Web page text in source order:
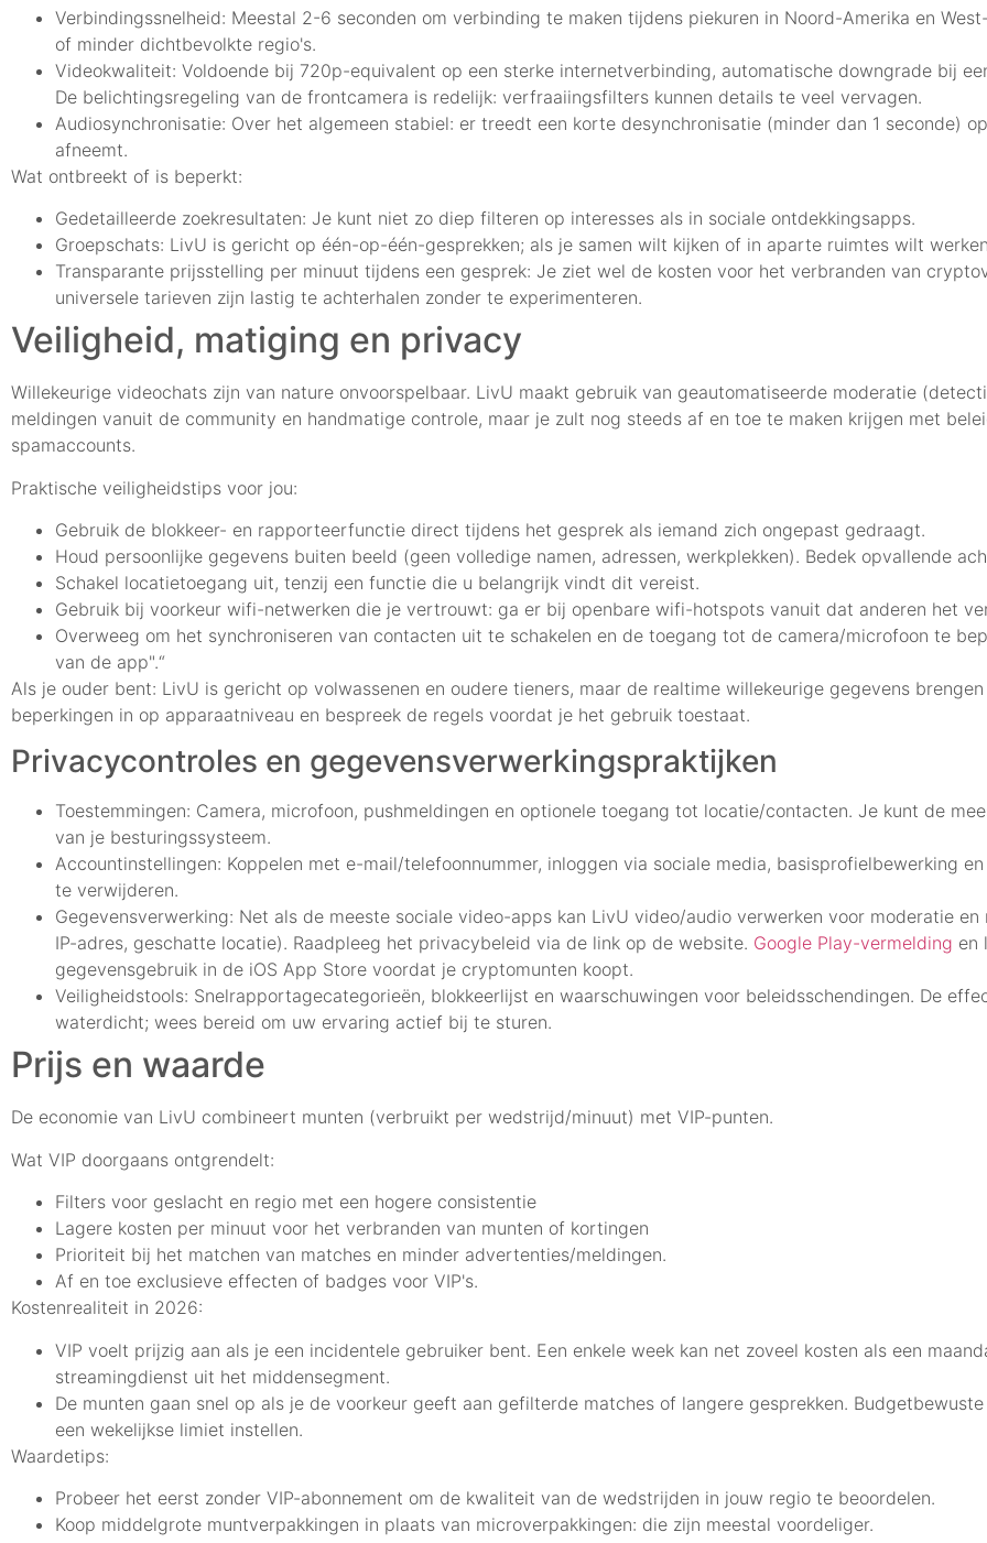
Verbindingssnelheid: Meestal 2-6 seconden om verbinding te maken tijdens piekuren in Noord-Amerika en
of minder dichtbevolkte regio's.
Videokwaliteit: Voldoende bij 720p-equivalent op een sterke internetverbinding, automatische downgrade bij
De belichtingsregeling van de frontcamera is redelijk: verfraaiingsfilters kunnen details te veel vervagen.
Audiosynchronisatie: Over het algemeen stabiel: er treedt een korte desynchronisatie (minder dan 1 seconde)
afneemt.
Wat ontbreekt of is beperkt:
Gedetailleerde zoekresultaten: Je kunt niet zo diep filteren op interesses als in sociale ontdekkingsapps.
Groepschats: LivU is gericht op één-op-één-gesprekken; als je samen wilt kijken of in aparte ruimtes wilt
Transparante prijsstelling per minuut tijdens een gesprek: Je ziet wel de kosten voor het verbranden van
universele tarieven zijn lastig te achterhalen zonder te experimenteren.
Veiligheid, matiging en privacy
Willekeurige videochats zijn van nature onvoorspelbaar. LivU maakt gebruik van geautomatiseerde moderatie
meldingen vanuit de community en handmatige controle, maar je zult nog steeds af en toe te maken krijgen met
spamaccounts.
Praktische veiligheidstips voor jou:
Gebruik de blokkeer- en rapporteerfunctie direct tijdens het gesprek als iemand zich ongepast gedraagt.
Houd persoonlijke gegevens buiten beeld (geen volledige namen, adressen, werkplekken). Bedek opvallende
Schakel locatietoegang uit, tenzij een functie die u belangrijk vindt dit vereist.
Gebruik bij voorkeur wifi-netwerken die je vertrouwt: ga er bij openbare wifi-hotspots vanuit dat anderen het
Overweeg om het synchroniseren van contacten uit te schakelen en de toegang tot de camera/microfoon te
van de app".“
Als je ouder bent: LivU is gericht op volwassenen en oudere tieners, maar de realtime willekeurige gegevens
beperkingen in op apparaatniveau en bespreek de regels voordat je het gebruik toestaat.
Privacycontroles en gegevensverwerkingspraktijken
Toestemmingen: Camera, microfoon, pushmeldingen en optionele toegang tot locatie/contacten. Je kunt de
van je besturingssysteem.
Accountinstellingen: Koppelen met e-mail/telefoonnummer, inloggen via sociale media, basisprofielbewerking
te verwijderen.
Gegevensverwerking: Net als de meeste sociale video-apps kan LivU video/audio verwerken voor moderatie
IP-adres, geschatte locatie). Raadpleeg het privacybeleid via de link op de website. Google Play-vermelding en
gegevensgebruik in de iOS App Store voordat je cryptomunten koopt.
Veiligheidstools: Snelrapportagecategorieën, blokkeerlijst en waarschuwingen voor beleidsschendingen. De
waterdicht; wees bereid om uw ervaring actief bij te sturen.
Prijs en waarde
De economie van LivU combineert munten (verbruikt per wedstrijd/minuut) met VIP-punten.
Wat VIP doorgaans ontgrendelt:
Filters voor geslacht en regio met een hogere consistentie
Lagere kosten per minuut voor het verbranden van munten of kortingen
Prioriteit bij het matchen van matches en minder advertenties/meldingen.
Af en toe exclusieve effecten of badges voor VIP's.
Kostenrealiteit in 2026:
VIP voelt prijzig aan als je een incidentele gebruiker bent. Een enkele week kan net zoveel kosten als een
streamingdienst uit het middensegment.
De munten gaan snel op als je de voorkeur geeft aan gefilterde matches of langere gesprekken.
een wekelijkse limiet instellen.
Waardetips:
Probeer het eerst zonder VIP-abonnement om de kwaliteit van de wedstrijden in jouw regio te beoordelen.
Koop middelgrote muntverpakkingen in plaats van microverpakkingen: die zijn meestal voordeliger.